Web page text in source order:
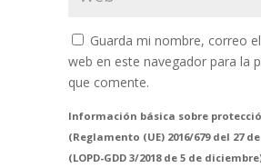
Guarda mi nombre, correo
web en este navegador para la
que comente.
Información básica sobre
(Reglamento (UE) 2016/679 del 27
(LOPD-GDD 3/2018 de 5 de